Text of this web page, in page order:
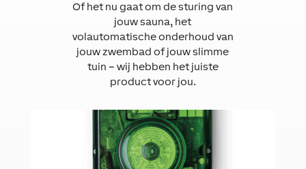
Of het nu gaat om de sturing van
jouw sauna, het
volautomatische onderhoud van
jouw zwembad of jouw slimme
tuin – wij hebben het juiste
product voor jou.